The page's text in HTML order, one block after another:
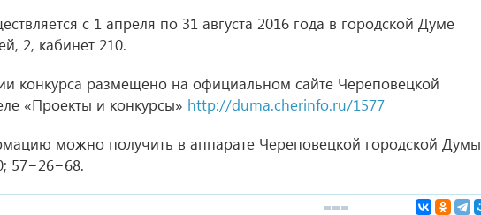
с 1 апреля по 31 августа 2016 года в городской Думе
2, кабинет 210.
конкурса размещено на официальном сайте Череповецкой
«Проекты и конкурсы» http://duma.cherinfo.ru/1577
можно получить в аппарате Череповецкой городской Думы
57−26−68.